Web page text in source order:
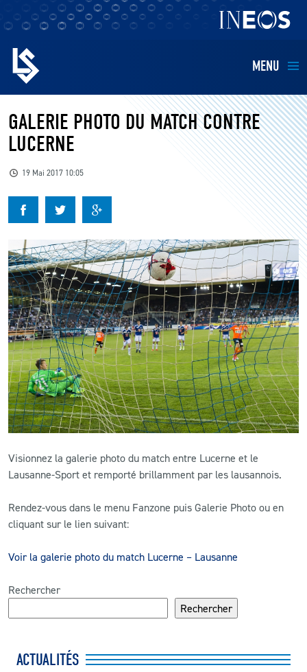
MENU
EQUIPES
BILLETTERIE
KIDS
BUSINESS
RESTAURATION
CLUB
CONTACT
ACTUALITÉS
L’APP DU LS
MATCH DES CELEBRITES
PRESSE ET MEDIAS
GALERIE PHOTO DU MATCH CONTRE
LUCERNE
19 Mai 2017 10:05
Visionnez la galerie photo du match entre Lucerne et le
Lausanne-Sport et remporté brillamment par les lausannois.
Rendez-vous dans le menu Fanzone puis Galerie Photo ou en
cliquant sur le lien suivant:
Voir la galerie photo du match Lucerne – Lausanne
Rechercher
Rechercher
ACTUALITÉS